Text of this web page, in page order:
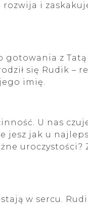
i
gotowania z Tatą
się Rudik –
imię.
U nas
jesz jak u
uroczystości?
w sercu.